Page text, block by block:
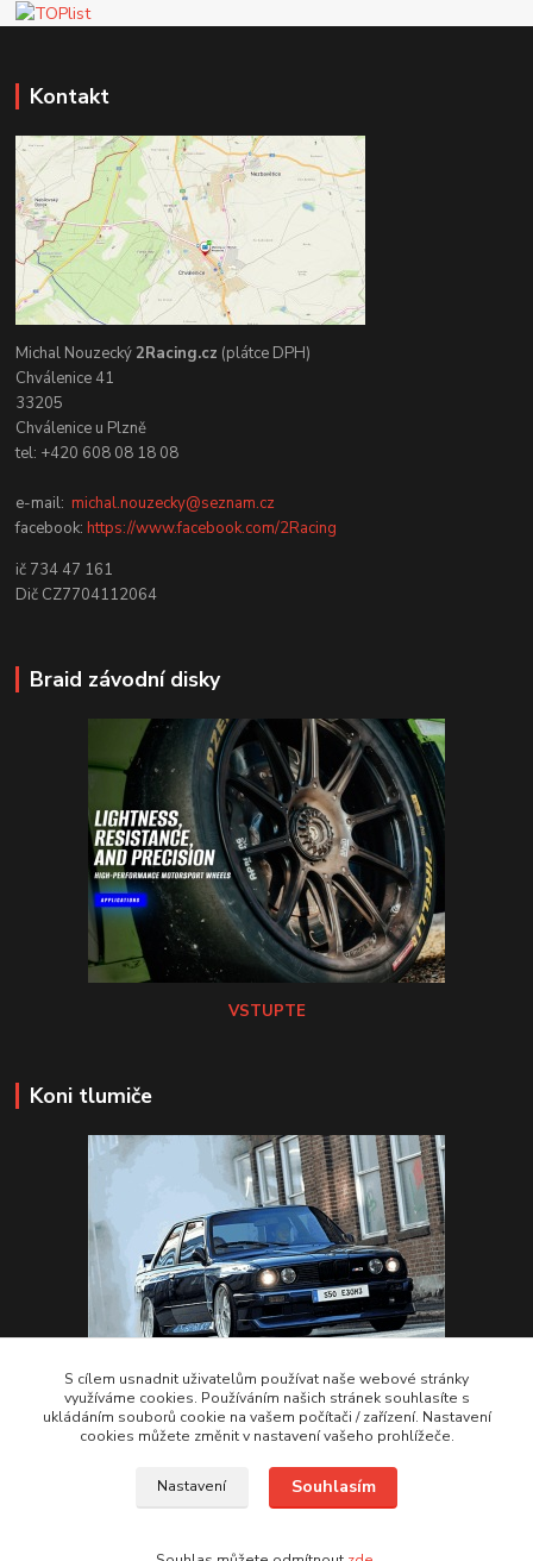
Kontakt
Michal Nouzecký2Racing.cz (plátce DPH)
Chválenice 41
33205
Chválenice u Plzně
tel: +420 608 08 18 08
e-mail:michal.nouzecky@seznam.cz
facebook:https://www.facebook.com/2Racing
ič 734 47 161
Dič CZ7704112064
Braid závodní disky
VSTUPTE
Koni tlumiče
VSTUPTE Koni tlumiče
by 2Racing.cz 2012-2026
S cílem usnadnit uživatelům používat naše webové stránky
využíváme cookies. Používáním našich stránek souhlasíte s
ukládáním souborů cookie na vašem počítači / zařízení. Nastavení
cookies můžete změnit v nastavení vašeho prohlížeče.
Nastavení Souhlasím